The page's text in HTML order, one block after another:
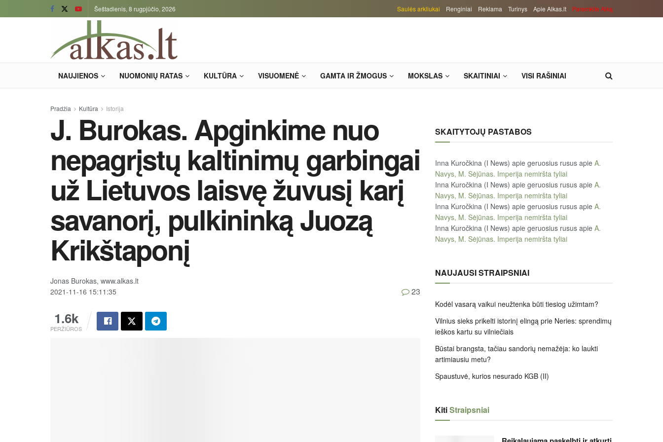
Šeštadienis, 8 rugpjūčio, 2026 Saulės arkliukai Renginiai Reklama Turinys Apie Alkas.lt Paremkite Alką
NAUJIENOS NUOMONIŲ RATAS KULTŪRA VISUOMENĖ GAMTA IR ŽMOGUS MOKSLAS SKAITINIAI VISI RAŠINIAI
Pradžia Kultūra Istorija
J. Burokas. Apginkime nuo
nepagrįstų kaltinimų garbingai
už Lietuvos laisvę žuvusį karį
savanorį, pulkininką Juozą
Krikštaponį
Jonas Burokas, www.alkas.lt
2021-11-16 15:11:35
1.6k
PERŽIŪROS
23
SKAITYTOJŲ PASTABOS
Inna Kuročkina (I News) apie geruosius rusus apie A.
Navys, M. Sėjūnas. Imperija nemiršta tyliai
Inna Kuročkina (I News) apie geruosius rusus apie A.
Navys, M. Sėjūnas. Imperija nemiršta tyliai
Inna Kuročkina (I News) apie geruosius rusus apie A.
Navys, M. Sėjūnas. Imperija nemiršta tyliai
Inna Kuročkina (I News) apie geruosius rusus apie A.
Navys, M. Sėjūnas. Imperija nemiršta tyliai
NAUJAUSI STRAIPSNIAI
Kodėl vasarą vaikui neužtenka būti tiesiog užimtam?
Vilnius sieks prikelti istorinį elingą prie Neries: sprendimų
ieškos kartu su vilniečiais
Būstai brangsta, tačiau sandorių nemažėja: ko laukti
artimiausiu metu?
Spaustuvė, kurios nesurado KGB (II)
KitiStraipsniai